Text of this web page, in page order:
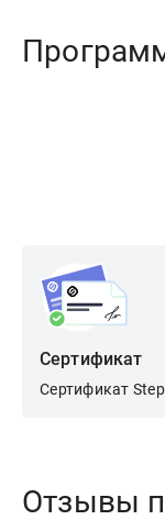
Сертификат
Сертификат
Отзывы